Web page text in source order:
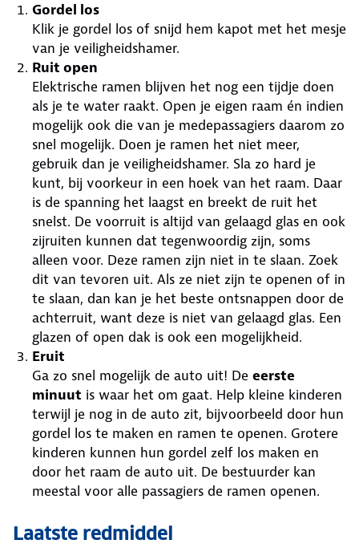
Gordel los
Klik je gordel los of snijd hem kapot met het mesje
van je veiligheidshamer.
Ruit open
Elektrische ramen blijven het nog een tijdje doen
als je te water raakt. Open je eigen raam én indien
mogelijk ook die van je medepassagiers daarom zo
snel mogelijk. Doen je ramen het niet meer,
gebruik dan je veiligheidshamer. Sla zo hard je
kunt, bij voorkeur in een hoek van het raam. Daar
is de spanning het laagst en breekt de ruit het
snelst. De voorruit is altijd van gelaagd glas en ook
zijruiten kunnen dat tegenwoordig zijn, soms
alleen voor. Deze ramen zijn niet in te slaan. Zoek
dit van tevoren uit. Als ze niet zijn te openen of in
te slaan, dan kan je het beste ontsnappen door de
achterruit, want deze is niet van gelaagd glas. Een
glazen of open dak is ook een mogelijkheid.
Eruit
Ga zo snel mogelijk de auto uit! De eerste
minuut is waar het om gaat. Help kleine kinderen
terwijl je nog in de auto zit, bijvoorbeeld door hun
gordel los te maken en ramen te openen. Grotere
kinderen kunnen hun gordel zelf los maken en
door het raam de auto uit. De bestuurder kan
meestal voor alle passagiers de ramen openen.
Laatste redmiddel